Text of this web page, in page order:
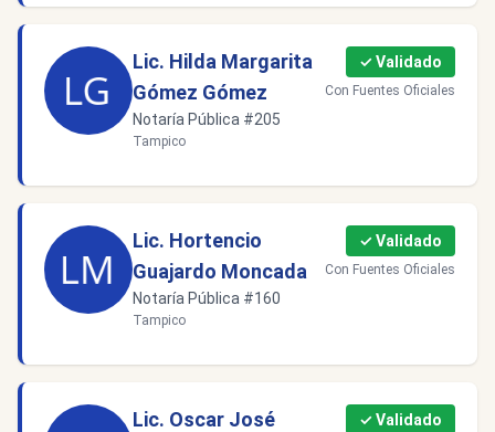
Lic. Hilda Margarita
Gómez Gómez
Notaría Pública #205
Tampico
✓ Validado
Con Fuentes Oficiales
Lic. Hortencio
Guajardo Moncada
Notaría Pública #160
Tampico
✓ Validado
Con Fuentes Oficiales
Lic. Oscar José
✓ Validado